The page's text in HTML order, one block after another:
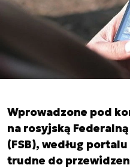
Wprowadzone pod
na rosyjską
(FSB), według
trudne do